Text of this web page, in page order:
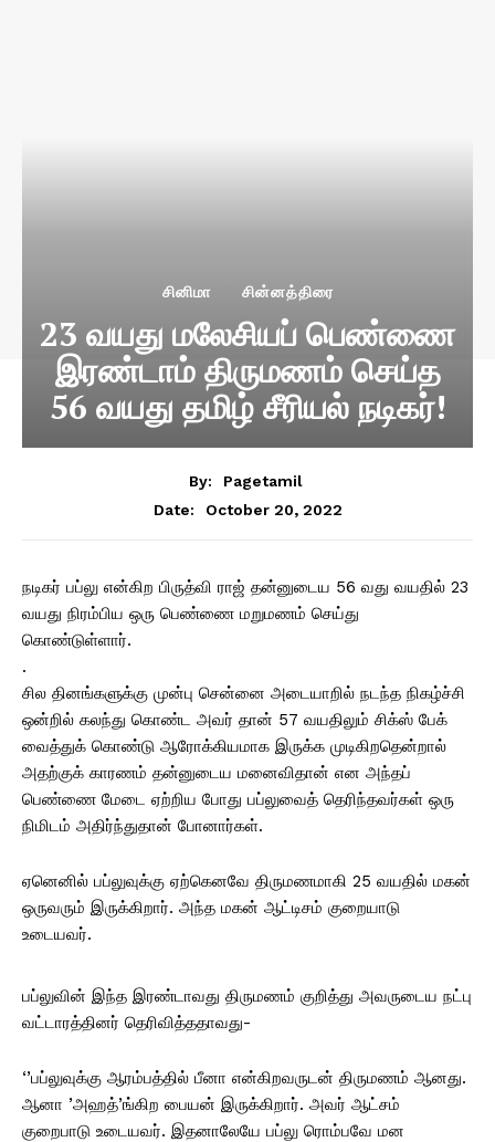
சினிமா சின்னத்திரை
23 வயது மலேசியப் பெண்ணை
இரண்டாம் திருமணம் செய்த
56 வயது தமிழ் சீரியல் நடிகர்!
By:
Pagetamil
Date:
October 20, 2022
நடிகர் பப்லு என்கிற பிருத்வி ராஜ் தன்னுடைய 56 வது வயதில் 23
வயது நிரம்பிய ஒரு பெண்ணை மறுமணம் செய்து
கொண்டுள்ளார்.
.
சில தினங்களுக்கு முன்பு சென்னை அடையாறில் நடந்த நிகழ்ச்சி
ஒன்றில் கலந்து கொண்ட அவர் தான் 57 வயதிலும் சிக்ஸ் பேக்
வைத்துக் கொண்டு ஆரோக்கியமாக இருக்க முடிகிறதென்றால்
அதற்குக் காரணம் தன்னுடைய மனைவிதான் என அந்தப்
பெண்ணை மேடை ஏற்றிய போது பப்லுவைத் தெரிந்தவர்கள் ஒரு
நிமிடம் அதிர்ந்துதான் போனார்கள்.
ஏனெனில் பப்லுவுக்கு ஏற்கெனவே திருமணமாகி 25 வயதில் மகன்
ஒருவரும் இருக்கிறார். அந்த மகன் ஆட்டிசம் குறையாடு
உடையவர்.
பப்லுவின் இந்த இரண்டாவது திருமணம் குறித்து அவருடைய நட்பு
வட்டாரத்தினர் தெரிவித்ததாவது-
‘’பப்லுவுக்கு ஆரம்பத்தில் பீனா என்கிறவருடன் திருமணம் ஆனது.
ஆனா ’அஹத்’ங்கிற பையன் இருக்கிறார். அவர் ஆட்சம்
குறைபாடு உடையவர். இதனாலேயே பப்லு ரொம்பவே மன